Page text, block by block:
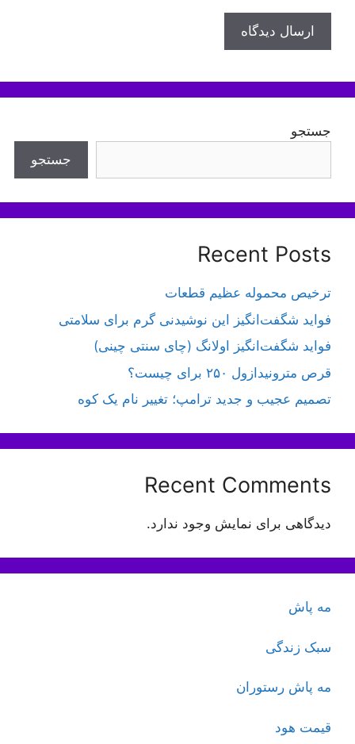
جستجو
جستجو
Recent Posts
ترخیص محموله عظیم قطعات
فواید شگفت‌انگیز این نوشیدنی گرم برای سلامتی
فواید شگفت‌انگیز اولانگ (چای سنتی چینی)
قرص مترونیدازول ۲۵۰ برای چیست؟
تصمیم عجیب و جدید ترامپ؛ تغییر نام یک کوه
Recent Comments
دیدگاهی برای نمایش وجود ندارد.
مه پاش
سبک زندگی
مه پاش رستوران
قیمت هود